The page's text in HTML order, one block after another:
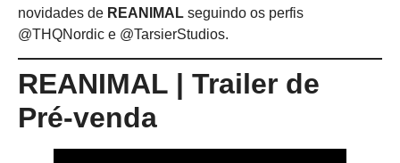
novidades de REANIMAL seguindo os perfis
@THQNordic e @TarsierStudios.
REANIMAL | Trailer de
Pré-venda